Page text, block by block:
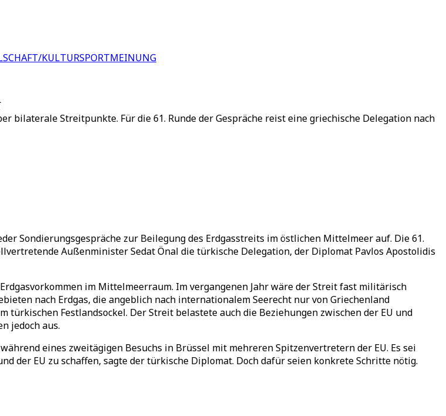
KULTURSPORTMEINUNG
bilaterale Streitpunkte. Für die 61. Runde der Gespräche reist eine griechische Delegation nach
Sondierungsgespräche zur Beilegung des Erdgasstreits im östlichen Mittelmeer auf. Die 61.
Außenminister Sedat Önal die türkische Delegation, der Diplomat Pavlos Apostolidis
im Mittelmeerraum. Im vergangenen Jahr wäre der Streit fast militärisch
nach Erdgas, die angeblich nach internationalem Seerecht nur von Griechenland
Festlandsockel. Der Streit belastete auch die Beziehungen zwischen der EU und
jedoch aus.
eines zweitägigen Besuchs in Brüssel mit mehreren Spitzenvertretern der EU. Es sei
der EU zu schaffen, sagte der türkische Diplomat. Doch dafür seien konkrete Schritte nötig.